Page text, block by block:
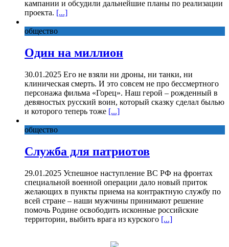
кампании и обсудили дальнейшие планы по реализации
проекта. [...]
общество
Один на миллион
30.01.2025 Его не взяли ни дроны, ни танки, ни
клиническая смерть. И это совсем не про бессмертного
персонажа фильма «Горец». Наш герой – рожденный в
девяностых русский воин, который сказку сделал былью
и которого теперь тоже [...]
общество
Служба для патриотов
29.01.2025 Успешное наступление ВС РФ на фронтах
специальной военной операции дало новый приток
желающих в пункты приема на контрактную службу по
всей стране – наши мужчины принимают решение
помочь Родине освободить исконные российские
территории, выбить врага из курского [...]